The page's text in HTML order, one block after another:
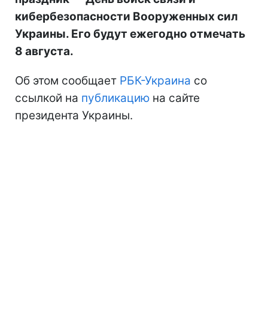
кибербезопасности Вооруженных сил
Украины. Его будут ежегодно отмечать
8 августа.
Об этом сообщает РБК-Украина со
ссылкой на публикацию на сайте
президента Украины.